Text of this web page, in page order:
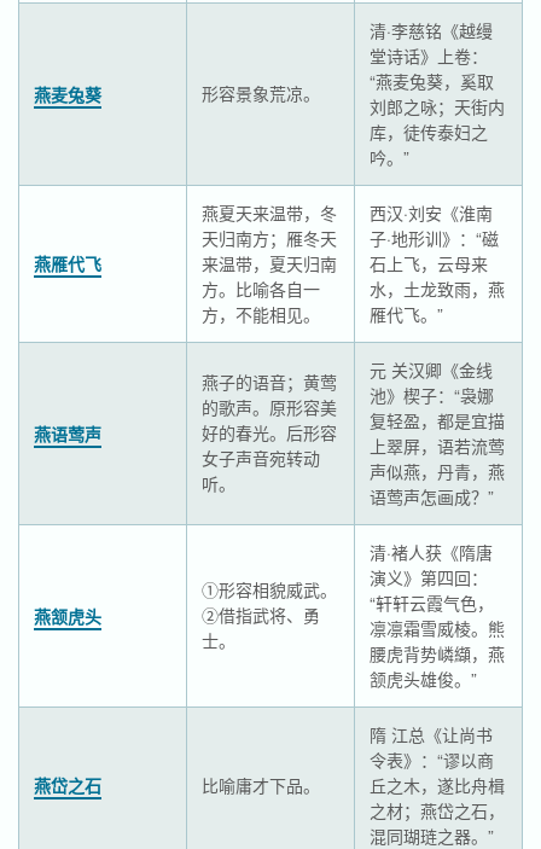
燕麦兔葵 形容景象荒凉。
清·李慈铭《越缦
堂诗话》上卷：
“燕麦兔葵，奚取
刘郎之咏；天街内
库，徒传泰妇之
吟。”
燕雁代飞
燕夏天来温带，冬
天归南方；雁冬天
来温带，夏天归南
方。比喻各自一
方，不能相见。
西汉·刘安《淮南
子·地形训》：“磁
石上飞，云母来
水，土龙致雨，燕
雁代飞。”
燕语莺声
燕子的语音；黄莺
的歌声。原形容美
好的春光。后形容
女子声音宛转动
听。
元 关汉卿《金线
池》楔子：“袅娜
复轻盈，都是宜描
上翠屏，语若流莺
声似燕，丹青，燕
语莺声怎画成？”
燕颔虎头
①形容相貌威武。
②借指武将、勇
士。
清·褚人获《隋唐
演义》第四回：
“轩轩云霞气色，
凛凛霜雪威棱。熊
腰虎背势嶙纈，燕
颔虎头雄俊。”
燕岱之石 比喻庸才下品。
隋 江总《让尚书
令表》：“谬以商
丘之木，遂比舟楫
之材；燕岱之石，
混同瑚琏之器。”